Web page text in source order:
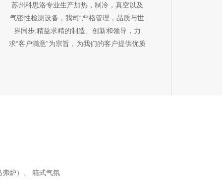
苏州科思洛专业生产加热，制冷，真空以及
气密性检测设备，我司“严格管理，品质与世
界同步;精益求精的制造、创新和领导，力
求“客户满意”为宗旨，为我们的客户提供优质
炉）、 箱式气氛